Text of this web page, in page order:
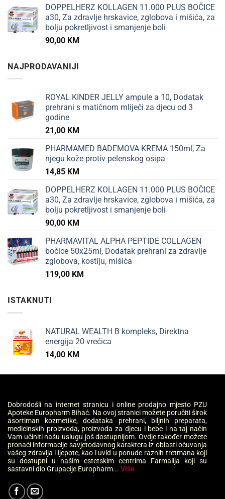
DOPPELHERZ KOLLAGEN 11.000 PLUS BOČICE
a30, Za zdravlje hrskavice, zglobova i mišića, za
bolju pokretljivost i smanjenje boli
90,00 KM
NAJPRODAVANIJI
ROYAL KINDER JELLY ampule a 10, Dodatak
prehrani s matičnom mliječi za djecu od 3
godine
21,00 KM
PHARMAMED BADEMOVA KREMA 150ml, Za
njegu kože protiv pelenskog osipa
14,85 KM
DOPPELHERZ KOLLAGEN 11.000 PLUS BOČICE
a30, Za zdravlje hrskavice, zglobova i mišića, za
bolju pokretljivost i smanjenje boli
90,00 KM
PHARMAVITAL ALPHA PEPTIDE COLLAGEN
bočice 50x25ml, Dodatak prehrani za zdravlje
zglobova, kostiju, mišića
119,00 KM
ISTAKNUTI
NATURAL WEALTH B kompleks, Direktna
energija 20 vrećica
14,00 KM
Dobrodošli na internet stranicu i online prodajno mjesto PZU
Apoteke Europharm Bihać. Na ovoj stranici možete poručiti širok
asortiman kozmetike, dodataka prehrani, biljnih preparata,
medicinskih proizvoda, proizvoda za djecu i bebe i na taj način
Vam učiniti našu uslugu još dostupnijom. Ovdje također možete
pronaći informacije savjetodavnog karaktera iz oblasti očuvanja
vašeg zdravlja i ljepote, kao i uvid u ponude raznih tretmana koji
su dostupni u našim estetskim centrima Farmalija koji su
sastavni dio Grupacije Europharm... Više